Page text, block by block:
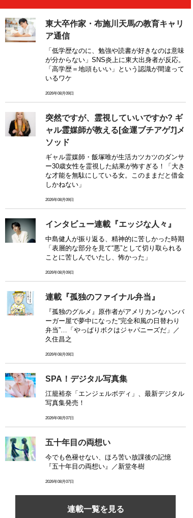
東大卒作家・布施川天馬の教育キャリ
ア通信
「低学歴なのに、勉強や読書が好きなのは意味
が分からない」SNS炎上に東大出身者が反応。
「高学歴＝地頭もいい」という認識が間違って
いるワケ
2026年08月09日
突然ですが、霊視していいですか? ギ
ャル霊媒師が教える[金運ブチアゲ⤴]メ
ソッド
ギャル霊媒師・飯塚唯が生活カツカツのダンサ
ー30歳女性を霊視した結果が怖すぎる！「大き
な才能を無駄にしている女。このままだと借金
しかねない」
2026年08月09日
インタビュー連載『エッジな人々』
中島健人が振り返る、精神的に苦しかった時期
「表層的な部分を見て“悪”として切り取られる
ことに苦しんでいたし、怖かった」
2026年08月09日
連載『孤独のファイナル弁当』
『孤独のグルメ』原作者がアメリカンなハンバ
ーガー屋で夢中になった“完全和風の日替わり
弁当”…「やっぱりボクはジャパニーズだ」／
久住昌之
2026年08月09日
SPA！デジタル写真集
江籠裕奈「エンジェルボディ」、最新デジタル
写真集発売！
2026年08月07日
五十年目の両想い
今でも色褪せない、ほろ苦い放課後の記憶
『五十年目の両想い』／新堂冬樹
2026年08月07日
連載一覧を見る